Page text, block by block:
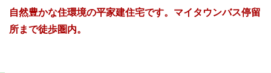
自然豊かな住環境の平家建住宅です。マイタウンバス停留
所まで徒歩圏内。